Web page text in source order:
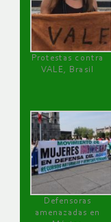
Protestas contra
VALE, Brasil
Defensoras
amenazadas en